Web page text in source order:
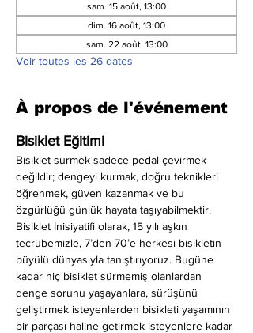
sam. 15 août, 13:00
dim. 16 août, 13:00
sam. 22 août, 13:00
Voir toutes les 26 dates
À propos de l'événement
Bisiklet Eğitimi
Bisiklet sürmek sadece pedal çevirmek
değildir; dengeyi kurmak, doğru teknikleri
öğrenmek, güven kazanmak ve bu
özgürlüğü günlük hayata taşıyabilmektir.
Bisiklet İnisiyatifi olarak, 15 yılı aşkın
tecrübemizle, 7’den 70’e herkesi bisikletin
büyülü dünyasıyla tanıştırıyoruz. Bugüne
kadar hiç bisiklet sürmemiş olanlardan
denge sorunu yaşayanlara, sürüşünü
geliştirmek isteyenlerden bisikleti yaşamının
bir parçası haline getirmek isteyenlere kadar